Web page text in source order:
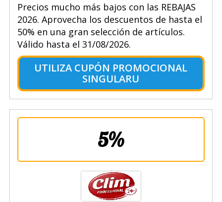
Precios mucho más bajos con las REBAJAS
2026. Aprovecha los descuentos de hasta el
50% en una gran selección de artículos.
Válido hasta el 31/08/2026.
UTILIZA CUPÓN PROMOCIONAL
SINGULARU
5%